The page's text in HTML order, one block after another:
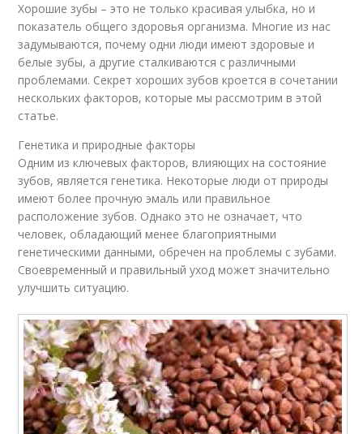
Хорошие зубы – это не только красивая улыбка, но и
показатель общего здоровья организма. Многие из нас
задумываются, почему одни люди имеют здоровые и
белые зубы, а другие сталкиваются с различными
проблемами. Секрет хороших зубов кроется в сочетании
нескольких факторов, которые мы рассмотрим в этой
статье.
Генетика и природные факторы
Одним из ключевых факторов, влияющих на состояние
зубов, является генетика. Некоторые люди от природы
имеют более прочную эмаль или правильное
расположение зубов. Однако это не означает, что
человек, обладающий менее благоприятными
генетическими данными, обречен на проблемы с зубами.
Своевременный и правильный уход может значительно
улучшить ситуацию.